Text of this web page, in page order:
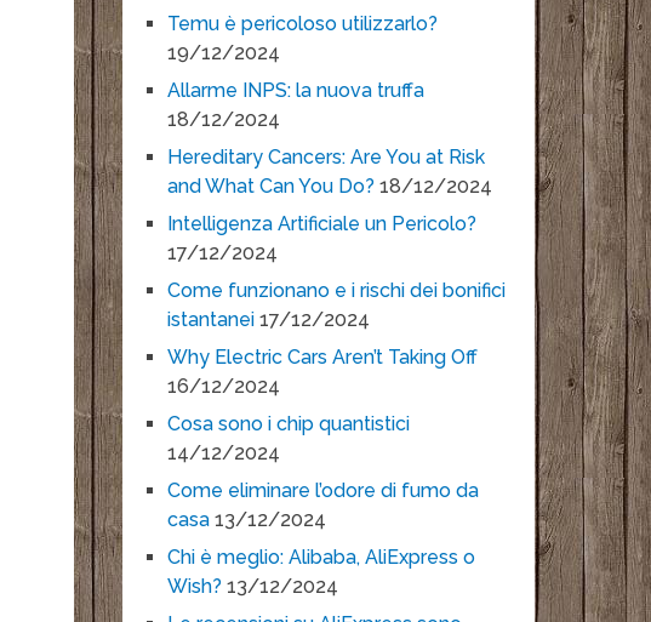
Temu è pericoloso utilizzarlo?
19/12/2024
Allarme INPS: la nuova truffa
18/12/2024
Hereditary Cancers: Are You at Risk
and What Can You Do? 18/12/2024
Intelligenza Artificiale un Pericolo?
17/12/2024
Come funzionano e i rischi dei bonifici
istantanei 17/12/2024
Why Electric Cars Aren’t Taking Off
16/12/2024
Cosa sono i chip quantistici
14/12/2024
Come eliminare l’odore di fumo da
casa 13/12/2024
Chi è meglio: Alibaba, AliExpress o
Wish? 13/12/2024